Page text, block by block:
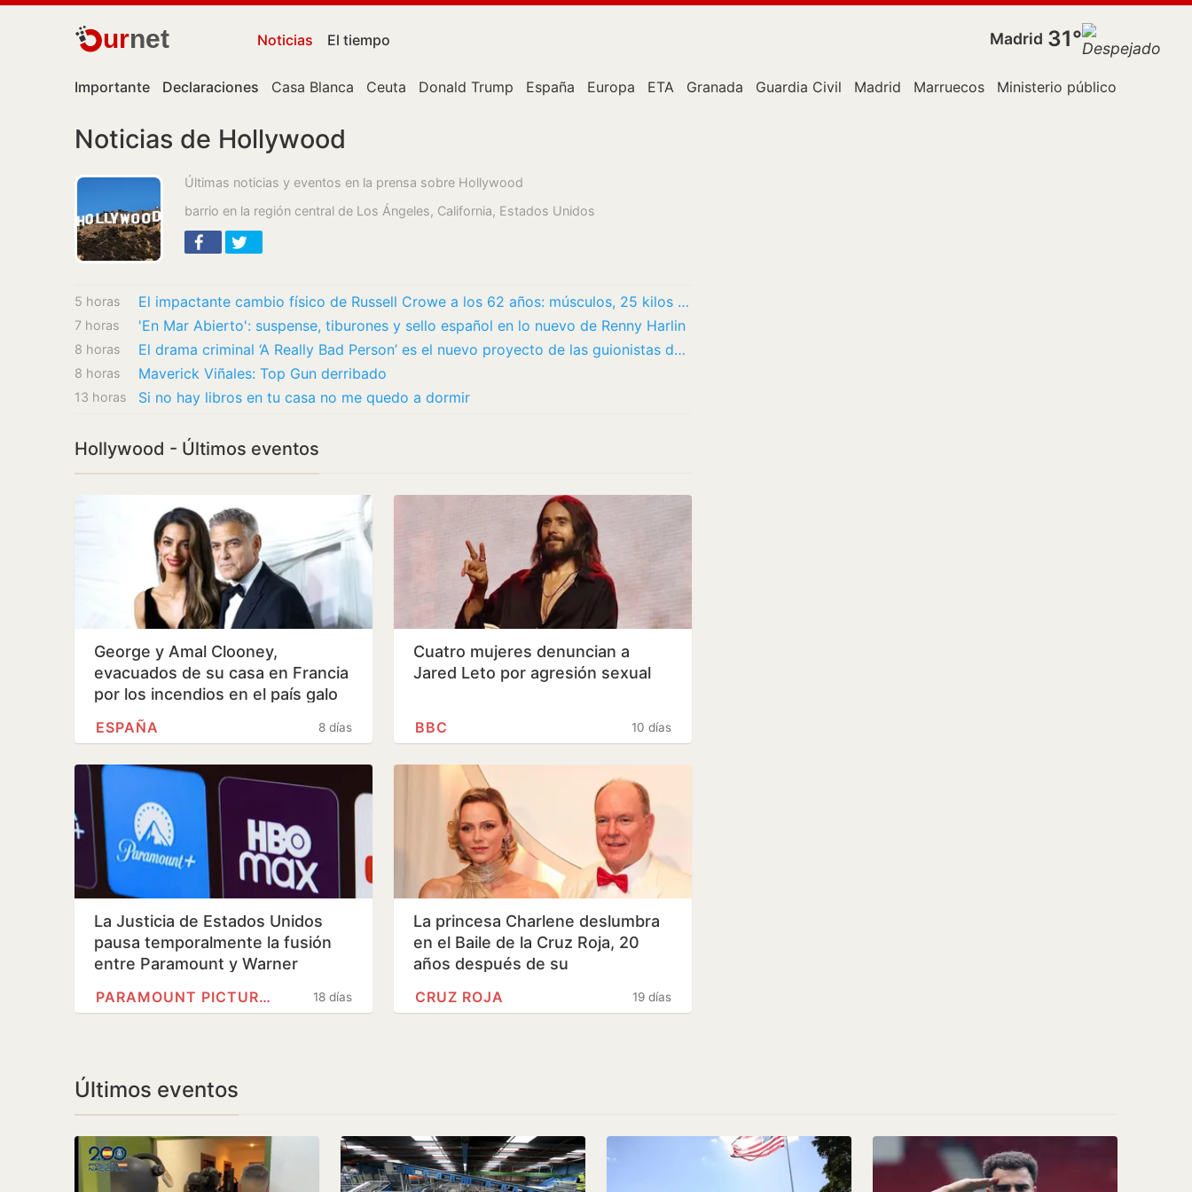
urnet Noticias El tiempo Madrid 31°
Importante Declaraciones Casa Blanca Ceuta Donald Trump España Europa ETA Granada Guardia Civil Madrid Marruecos Ministerio público
Noticias de Hollywood
Últimas noticias y eventos en la prensa sobre Hollywood
barrio en la región central de Los Ángeles, California, Estados Unidos
5 horas El impactante cambio físico de Russell Crowe a los 62 años: músculos, 25 kilos menos y una…
7 horas 'En Mar Abierto': suspense, tiburones y sello español en lo nuevo de Renny Harlin
8 horas El drama criminal ‘A Really Bad Person’ es el nuevo proyecto de las guionistas de ‘Las…
8 horas Maverick Viñales: Top Gun derribado
13 horas Si no hay libros en tu casa no me quedo a dormir
Hollywood - Últimos eventos
George y Amal Clooney,
evacuados de su casa en Francia
por los incendios en el país galo
8 días
ESPAÑA
Cuatro mujeres denuncian a
Jared Leto por agresión sexual
10 días
BBC
La Justicia de Estados Unidos
pausa temporalmente la fusión
entre Paramount y Warner
18 días
PARAMOUNT PICTURES
La princesa Charlene deslumbra
en el Baile de la Cruz Roja, 20
años después de su
19 días
CRUZ ROJA
Últimos eventos